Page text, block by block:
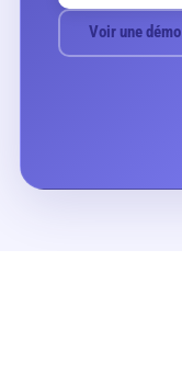
Voir une démo